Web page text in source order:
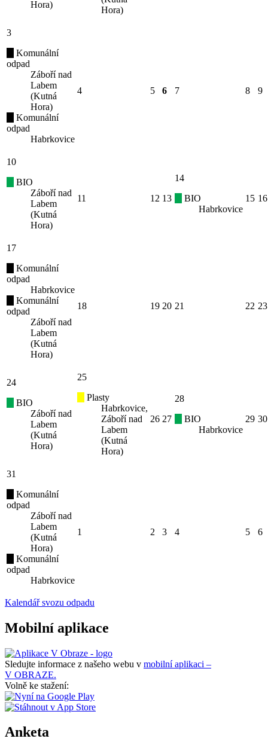
Hora)
Hora)
3
Komunální
odpad
Záboří nad
Labem
(Kutná
Hora)
Komunální
odpad
Habrkovice
4 5 6 7 8 9
10
BIO
Záboří nad
Labem
(Kutná
Hora)
11 12 13
14
BIO
Habrkovice
15 16
17
Komunální
odpad
Habrkovice
Komunální
odpad
Záboří nad
Labem
(Kutná
Hora)
18 19 20 21 22 23
24
BIO
Záboří nad
Labem
(Kutná
Hora)
25
Plasty
Habrkovice,
Záboří nad
Labem
(Kutná
Hora)
26 27
28
BIO
Habrkovice
29 30
31
Komunální
odpad
Záboří nad
Labem
(Kutná
Hora)
Komunální
odpad
Habrkovice
1 2 3 4 5 6
Kalendář svozu odpadu
Mobilní aplikace
Sledujte informace z našeho webu v mobilní aplikaci –
V OBRAZE.
Volně ke stažení:
Anketa